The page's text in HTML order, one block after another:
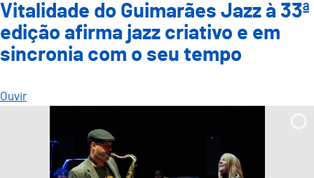
Vitalidade do Guimarães Jazz à 33ª
edição afirma jazz criativo e em
sincronia com o seu tempo
Ouvir